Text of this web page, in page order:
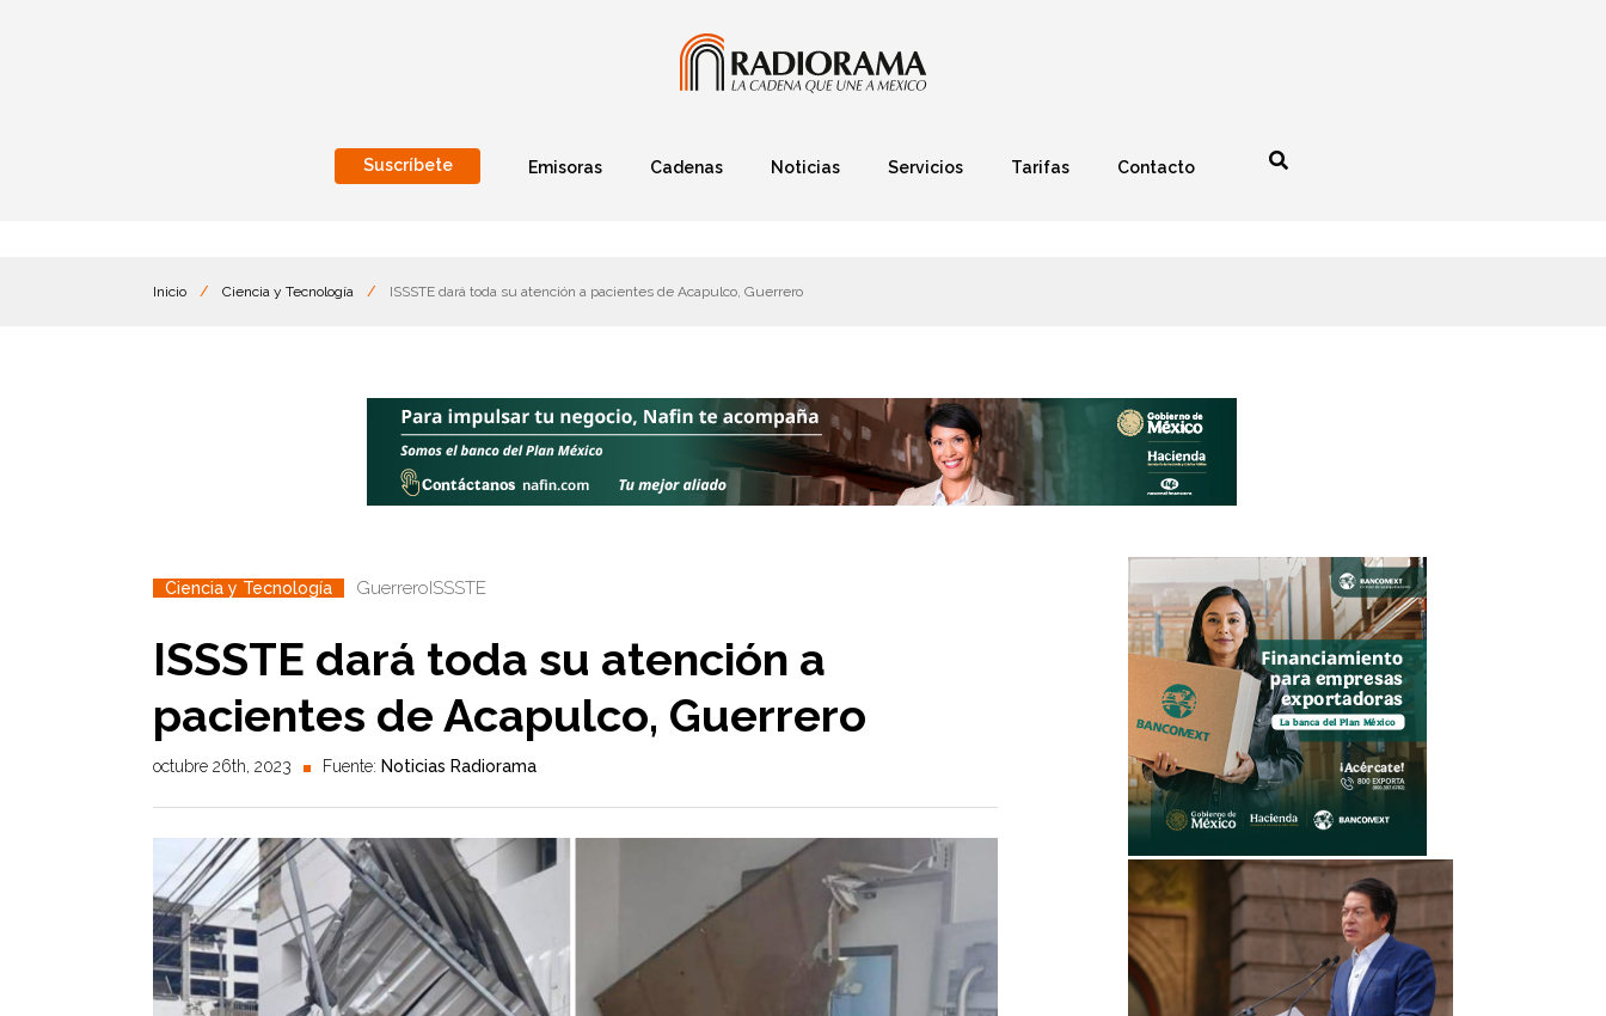
Suscríbete Emisoras Cadenas Noticias Servicios Tarifas Contacto
Inicio / Ciencia y Tecnología / ISSSTE dará toda su atención a pacientes de Acapulco, Guerrero
Ciencia y Tecnología GuerreroISSSTE
ISSSTE dará toda su atención a
pacientes de Acapulco, Guerrero
octubre 26th, 2023 Fuente: Noticias Radiorama